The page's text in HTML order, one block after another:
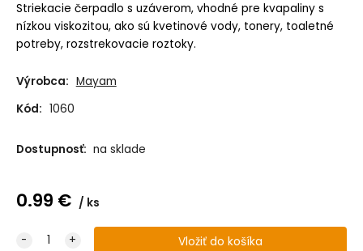
Striekacie čerpadlo s uzáverom, vhodné pre kvapaliny s
nízkou viskozitou, ako sú kvetinové vody, tonery, toaletné
potreby, rozstrekovacie roztoky.
Výrobca: Mayam
Kód: 1060
Dostupnosť: na sklade
0.99 € ks